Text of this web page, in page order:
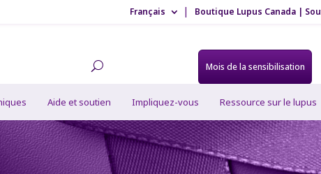
Français Boutique Lupus Canada |
Mois de la sensibilisation
Aide et soutien Impliquez-vous Ressource sur le lupus